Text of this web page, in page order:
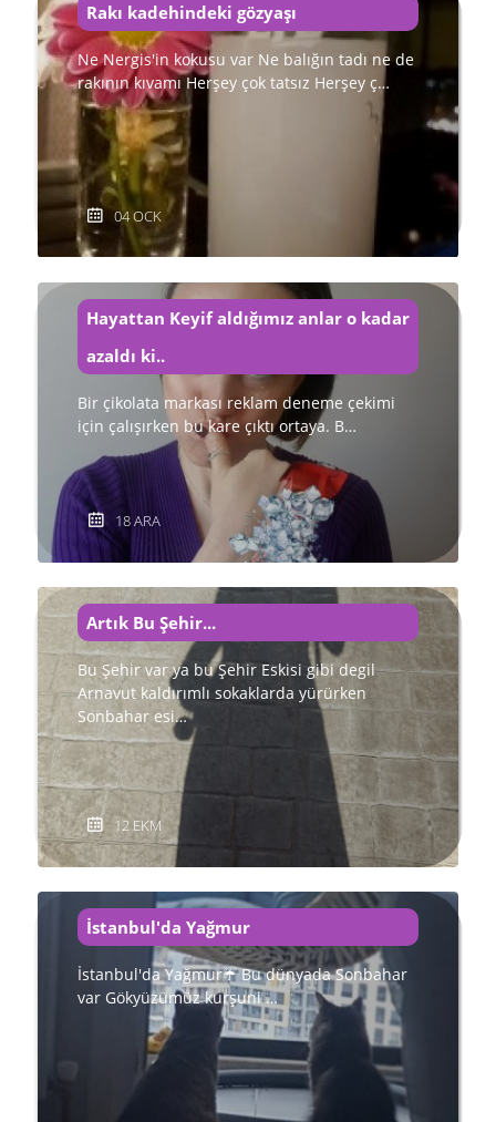
Rakı kadehindeki gözyaşı
Ne Nergis'in kokusu var Ne balığın tadı ne de
rakının kıvamı Herşey çok tatsız Herşey ç…
04 OCK
Hayattan Keyif aldığımız anlar o kadar
azaldı ki..
Bir çikolata markası reklam deneme çekimi
için çalışırken bu kare çıktı ortaya. B…
18 ARA
Artık Bu Şehir...
Bu Şehir var ya bu Şehir Eskisi gibi degil
Arnavut kaldırımlı sokaklarda yürürken
Sonbahar esi…
12 EKM
İstanbul'da Yağmur
İstanbul'da Yağmur☔ Bu dünyada Sonbahar
var Gökyüzümüz kurşuni …